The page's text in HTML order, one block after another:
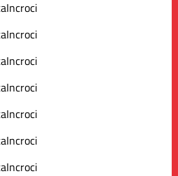
Incroci
Incroci
Incroci
Incroci
Incroci
Incroci
Incroci